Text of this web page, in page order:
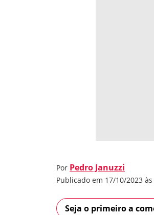
Por Pedro Januzzi
Publicado em 17/10/2023
Seja o primeiro a